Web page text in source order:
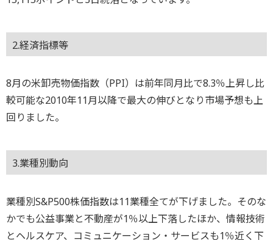
2.経済指標等
8月の米卸売物価指数（PPI）は前年同月比で8.3％上昇し比
較可能な2010年11月以降で最大の伸びとなり市場予想も上
回りました。
3.業種別動向
業種別S&P500株価指数は11業種全てが下げました。そのな
かでも公益事業と不動産が1％以上下落したほか、情報技術
とヘルスケア、コミュニケーション・サービスも1％近く下